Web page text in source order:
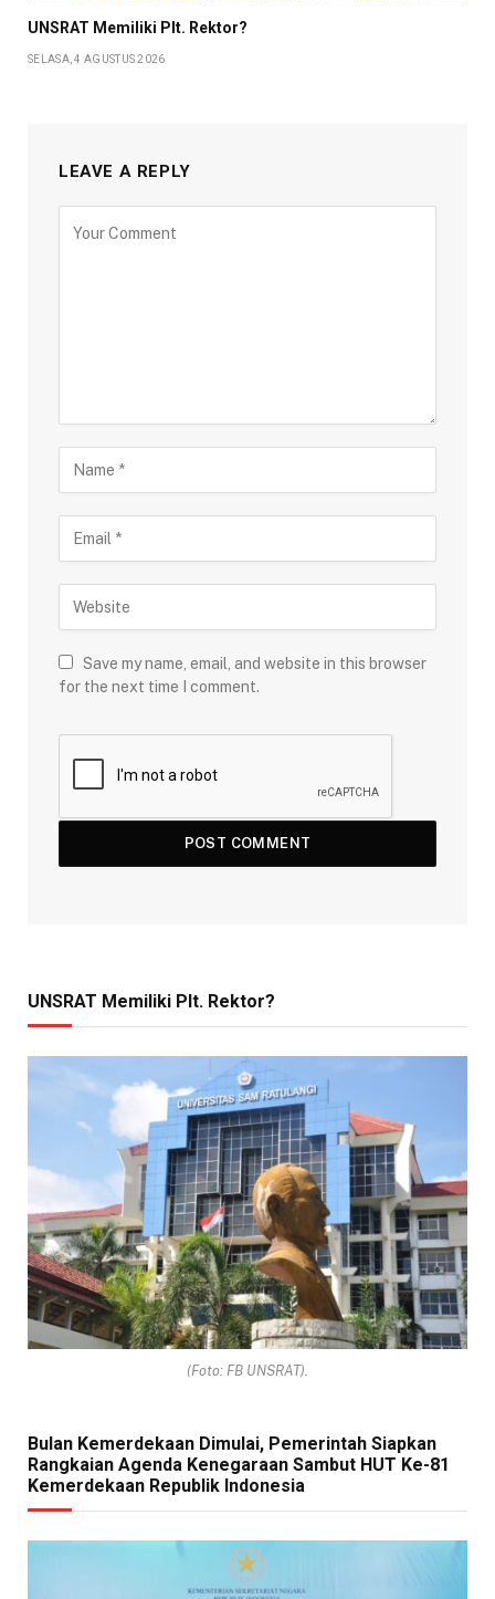
UNSRAT Memiliki Plt. Rektor?
SELASA, 4 AGUSTUS 2026
LEAVE A REPLY
Save my name, email, and website in this browser
for the next time I comment.
UNSRAT Memiliki Plt. Rektor?
(Foto: FB UNSRAT).
Bulan Kemerdekaan Dimulai, Pemerintah Siapkan
Rangkaian Agenda Kenegaraan Sambut HUT Ke-81
Kemerdekaan Republik Indonesia